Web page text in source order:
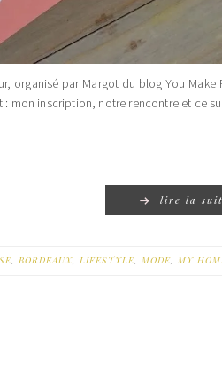
organisé par Margot du blog You
mon inscription, notre rencontre et ce
lire la
, BORDEAUX, LIFESTYLE, MODE, MY